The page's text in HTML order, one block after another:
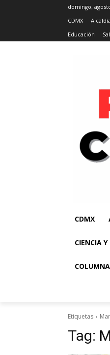
domingo,
CDMX
Educación
CDMX
CIENCIA
Etiquetas
Tag: